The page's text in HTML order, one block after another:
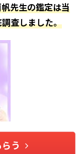
先生の鑑定は当
査しました。
う